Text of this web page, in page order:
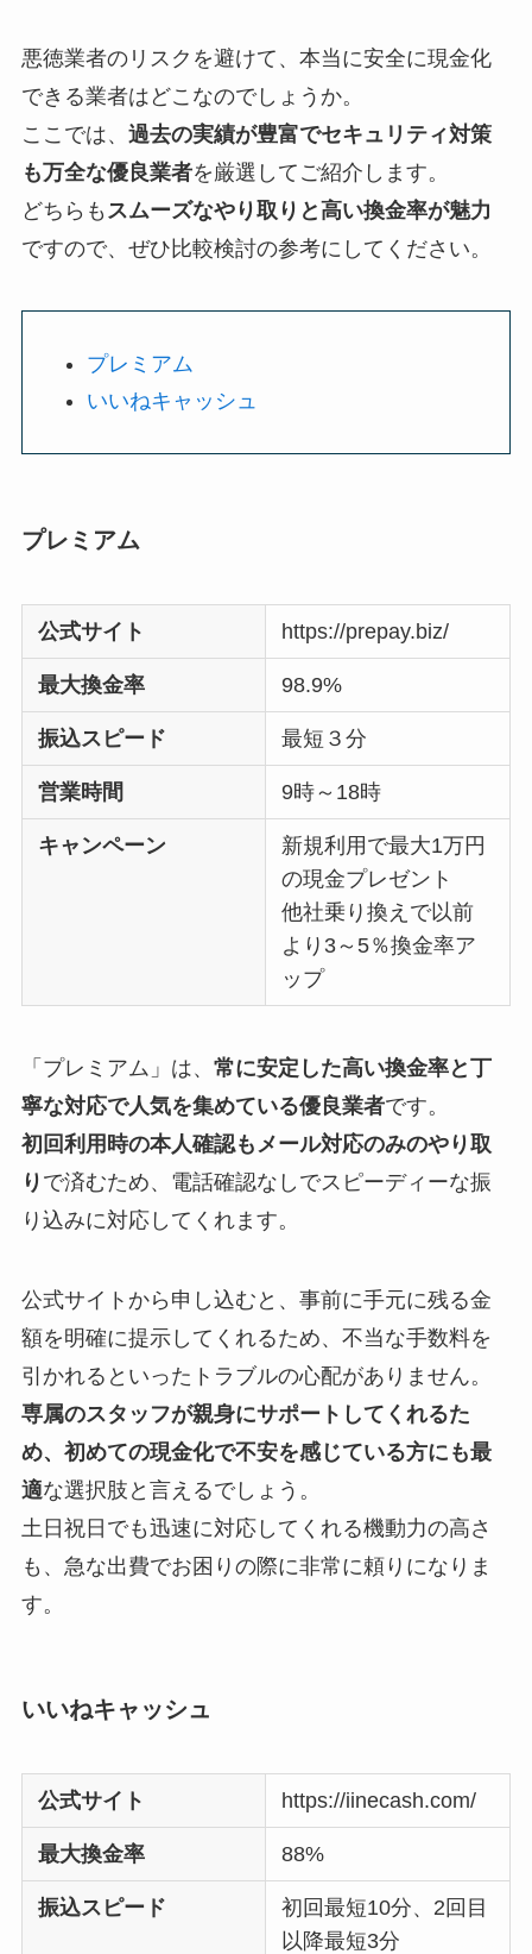
悪徳業者のリスクを避けて、本当に安全に現金化
できる業者はどこなのでしょうか。
ここでは、 過去の実績が豊富でセキュリティ対策
も万全な優良業者を厳選してご紹介します。
どちらも スムーズなやり取りと高い換金率が魅力
ですので、ぜひ比較検討の参考にしてください。
プレミアム
いいねキャッシュ
プレミアム
公式サイト https://prepay.biz/
最大換金率 98.9%
振込スピード 最短３分
営業時間 9時～18時
キャンペーン
新規利用で最大1万円
の現金プレゼント
他社乗り換えで以前
より3～5％換金率ア
ップ
「プレミアム」は、 常に安定した高い換金率と丁
寧な対応で人気を集めている優良業者です。
初回利用時の本人確認もメール対応のみのやり取
り で済むため、電話確認なしでスピーディーな振
り込みに対応してくれます。
公式サイトから申し込むと、事前に手元に残る金
額を明確に提示してくれるため、不当な手数料を
引かれるといったトラブルの心配がありません。
専属のスタッフが親身にサポートしてくれるた
め、初めての現金化で不安を感じている方にも最
適な選択肢と言えるでしょう。
土日祝日でも迅速に対応してくれる機動力の高さ
も、急な出費でお困りの際に非常に頼りになりま
す。
いいねキャッシュ
公式サイト https://iinecash.com/
最大換金率 88%
振込スピード
初回最短10分、2回目
以降最短3分